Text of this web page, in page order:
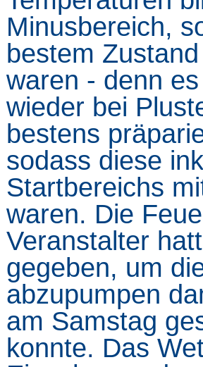
Minusbereich,
bestem
waren - denn
wieder bei
bestens
sodass diese
Startbereichs
waren. Die
Veranstalter
gegeben, um
abzupumpen
am Samstag
konnte. Das